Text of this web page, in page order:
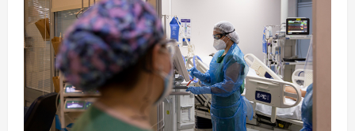
convenios
entre
Seremi
y
fundación
de
pareja
de
diputada
Pérez
(RD)